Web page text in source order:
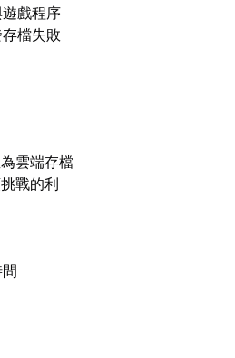
戲程序
檔失敗
雲端存檔
戰的利